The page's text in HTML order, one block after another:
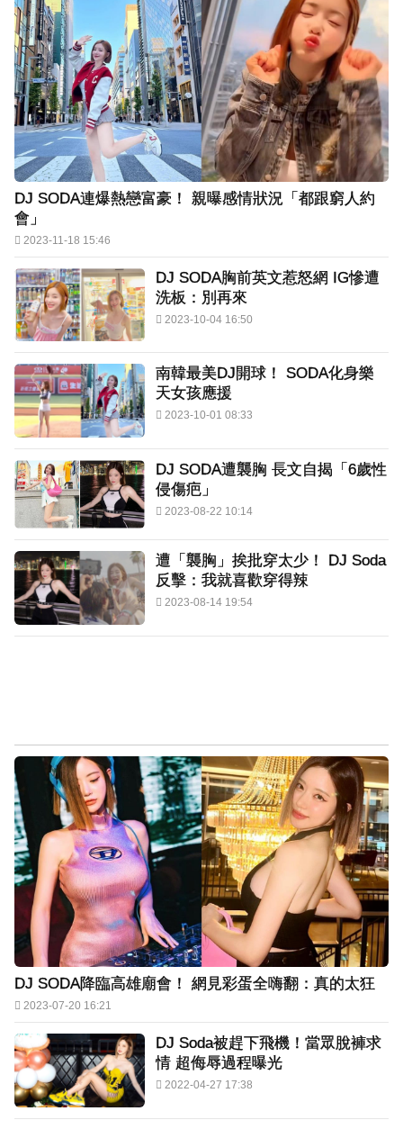
DJ SODA連爆熱戀富豪！ 親曝感情狀況「都跟窮人約
會」
2023-11-18 15:46
DJ SODA胸前英文惹怒網 IG慘遭
洗板：別再來
2023-10-04 16:50
南韓最美DJ開球！ SODA化身樂
天女孩應援
2023-10-01 08:33
DJ SODA遭襲胸 長文自揭「6歲性
侵傷疤」
2023-08-22 10:14
遭「襲胸」挨批穿太少！ DJ Soda
反擊：我就喜歡穿得辣
2023-08-14 19:54
DJ SODA降臨高雄廟會！ 網見彩蛋全嗨翻：真的太狂
2023-07-20 16:21
DJ Soda被趕下飛機！當眾脫褲求
情 超侮辱過程曝光
2022-04-27 17:38